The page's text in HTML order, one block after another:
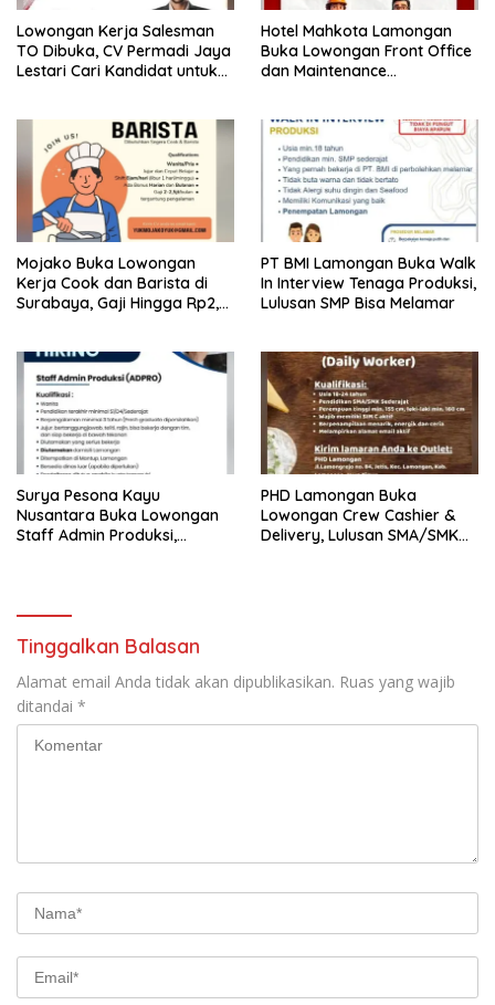
Lowongan Kerja Salesman
TO Dibuka, CV Permadi Jaya
Lestari Cari Kandidat untuk
Hotel Mahkota Lamongan
Buka Lowongan Front Office
dan Maintenance
Mojako Buka Lowongan
Kerja Cook dan Barista di
Surabaya, Gaji Hingga Rp2,5
PT BMI Lamongan Buka Walk
In Interview Tenaga Produksi,
Lulusan SMP Bisa Melamar
Surya Pesona Kayu
Nusantara Buka Lowongan
Staff Admin Produksi,
PHD Lamongan Buka
Lowongan Crew Cashier &
Delivery, Lulusan SMA/SMK
Tinggalkan Balasan
Alamat email Anda tidak akan dipublikasikan. Ruas yang wajib
ditandai *